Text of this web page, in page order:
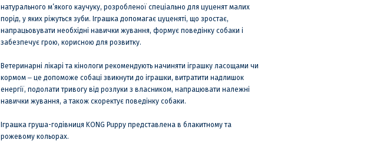
натурального м’якого каучуку, розробленої спеціально для цуценят малих
порід, у яких ріжуться зуби. Іграшка допомагає цуценяті, що зростає,
напрацьовувати необхідні навички жування, формує поведінку собаки і
забезпечує грою, корисною для розвитку.
Ветеринарні лікарі та кінологи рекомендують начиняти іграшку ласощами чи
кормом ‒ це допоможе собаці звикнути до іграшки, витратити надлишок
енергії, подолати тривогу від розлуки з власником, напрацювати належні
навички жування, а також скоректує поведінку собаки.
Іграшка груша-годівниця KONG Puppy представлена в блакитному та
рожевому кольорах.